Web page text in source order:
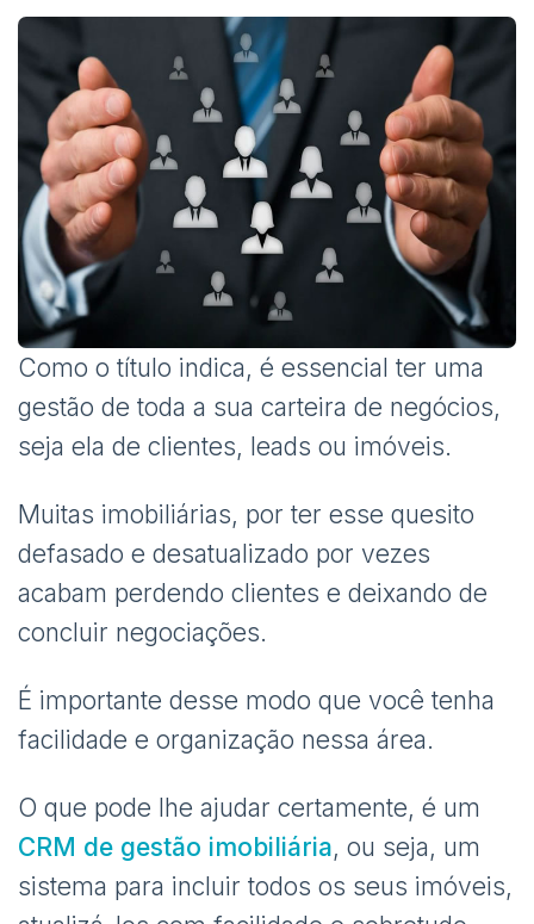
Como o título indica, é essencial ter uma
gestão de toda a sua carteira de negócios,
seja ela de clientes, leads ou imóveis.
Muitas imobiliárias, por ter esse quesito
defasado e desatualizado por vezes
acabam perdendo clientes e deixando de
concluir negociações.
É importante desse modo que você tenha
facilidade e organização nessa área.
O que pode lhe ajudar certamente, é um
CRM de gestão imobiliária, ou seja, um
sistema para incluir todos os seus imóveis,